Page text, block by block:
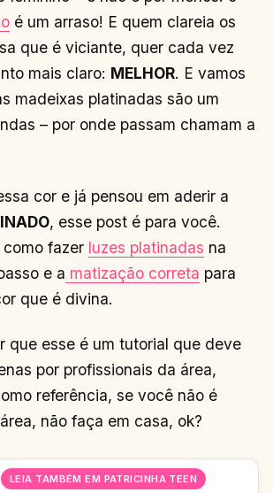
é um arraso! E quem clareia os
que é viciante, quer cada vez
mais claro: MELHOR. E vamos
madeixas platinadas são um
– por onde passam chamam a
cor e já pensou em aderir a
, esse post é para você.
fazer luzes platinadas na
e a matização correta para
que é divina.
que esse é um tutorial que deve
por profissionais da área,
referência, se você não é
não faça em casa, ok?
LEIA TAMBÉM EM PATRICINHA TEEN